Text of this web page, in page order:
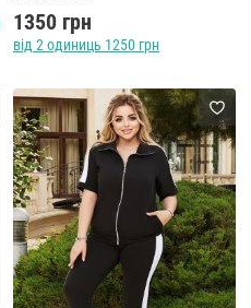
1350 грн
від 2 одиниць 1250 грн